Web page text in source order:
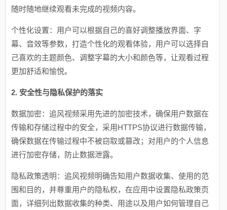
随时随地继续观看未完成的视频内容。
个性化设置：用户可以根据自己的喜好调整播放界面、字
幕、音效等参数，打造个性化的观看体验，用户可以选择自
己喜欢的主题颜色、调整字幕的大小和颜色等，让观看过程
更加舒适和愉悦。
2. 安全性与隐私保护的落实
数据加密：追风视频采用先进的加密技术，确保用户数据在
传输和存储过程中的安全，采用HTTPS协议进行数据传输，
确保数据在传输过程中不被窃取或篡改；对用户的个人信息
进行加密存储，防止数据泄露。
隐私政策透明：追风视频明确告知用户数据收集、使用的范
围和目的，并尊重用户的隐私权，在应用中设置隐私政策页
面，详细列出数据收集的种类、用途以及用户如何管理自己